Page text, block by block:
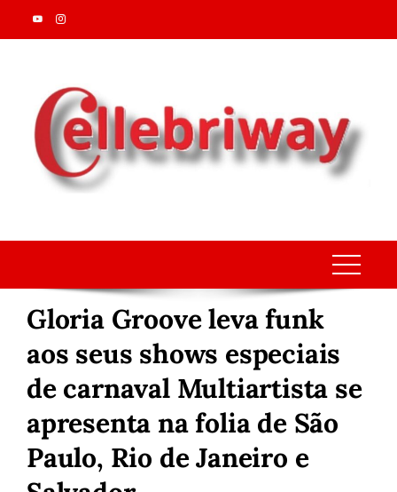
Skip
to
Gloria Groove leva funk
aos seus shows especiais
de carnaval Multiartista se
apresenta na folia de São
Paulo, Rio de Janeiro e